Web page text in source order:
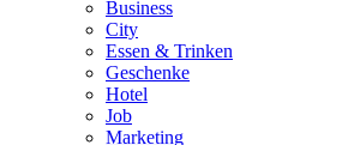
Business
City
Essen & Trinken
Geschenke
Hotel
Job
Marketing